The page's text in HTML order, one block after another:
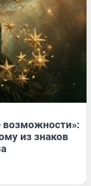
возможности»:
из знаков